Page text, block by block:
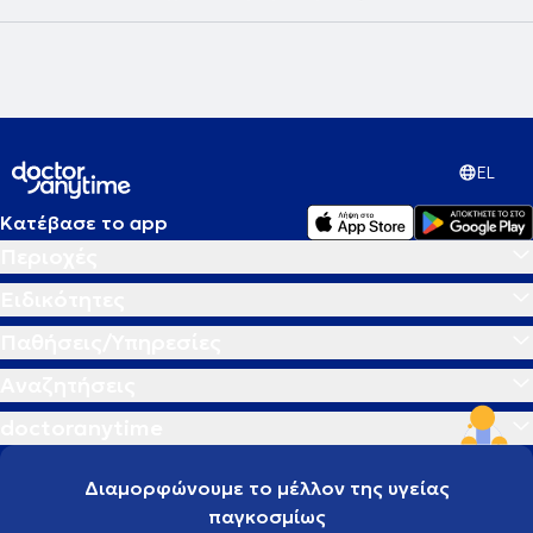
EL
Κατέβασε το app
Διαμορφώνουμε το μέλλον της υγείας
παγκοσμίως